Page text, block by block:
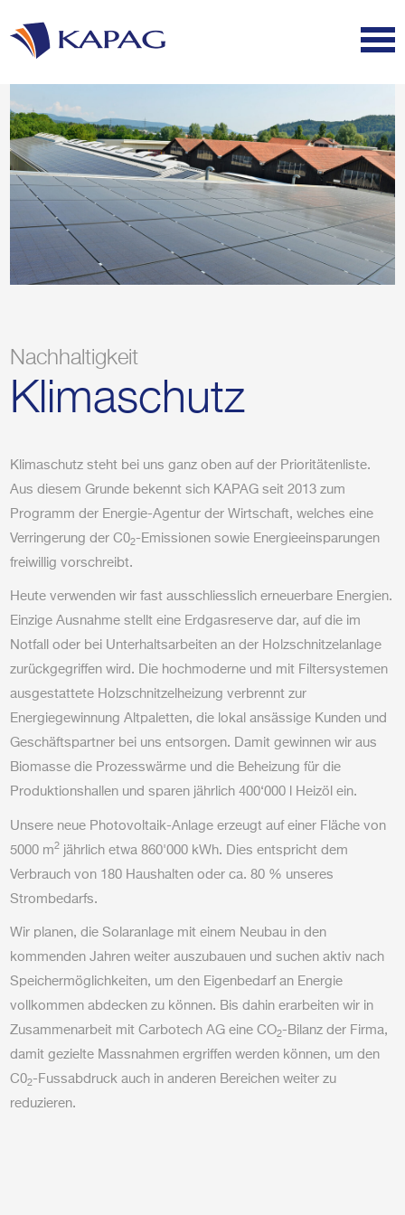
Nachhaltigkeit
Klimaschutz
Klimaschutz steht bei uns ganz oben auf der Prioritätenliste.
Aus diesem Grunde bekennt sich KAPAG seit 2013 zum
Programm der Energie-Agentur der Wirtschaft, welches eine
Verringerung der C02-Emissionen sowie Energieeinsparungen
freiwillig vorschreibt.
Heute verwenden wir fast ausschliesslich erneuerbare Energien.
Einzige Ausnahme stellt eine Erdgasreserve dar, auf die im
Notfall oder bei Unterhaltsarbeiten an der Holzschnitzelanlage
zurückgegriffen wird. Die hochmoderne und mit Filtersystemen
ausgestattete Holzschnitzelheizung verbrennt zur
Energiegewinnung Altpaletten, die lokal ansässige Kunden und
Geschäftspartner bei uns entsorgen. Damit gewinnen wir aus
Biomasse die Prozesswärme und die Beheizung für die
Produktionshallen und sparen jährlich 400‘000 l Heizöl ein.
Unsere neue Photovoltaik-Anlage erzeugt auf einer Fläche von
5000 m2 jährlich etwa 860'000 kWh. Dies entspricht dem
Verbrauch von 180 Haushalten oder ca. 80 % unseres
Strombedarfs.
Wir planen, die Solaranlage mit einem Neubau in den
kommenden Jahren weiter auszubauen und suchen aktiv nach
Speichermöglichkeiten, um den Eigenbedarf an Energie
vollkommen abdecken zu können. Bis dahin erarbeiten wir in
Zusammenarbeit mit Carbotech AG eine CO2-Bilanz der Firma,
damit gezielte Massnahmen ergriffen werden können, um den
C02-Fussabdruck auch in anderen Bereichen weiter zu
reduzieren.